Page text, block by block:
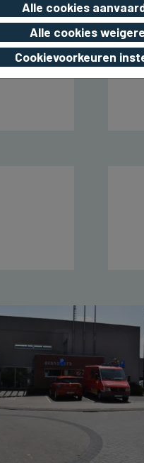
Alle cookies
Alle cookies
Cookievoorkeuren